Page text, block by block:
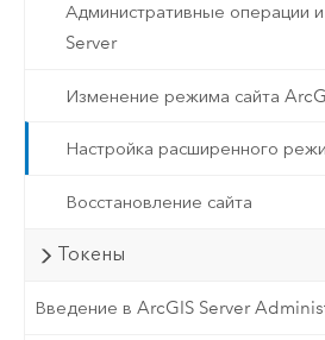
Административные операции
Server
Изменение режима сайта
Настройка расширенного
Восстановление сайта
Токены
Введение в ArcGIS Server